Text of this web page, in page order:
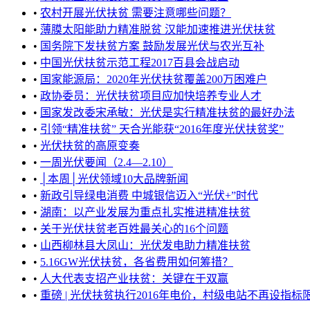
• 农村开展光伏扶贫 需要注意哪些问题？
• 薄膜太阳能助力精准脱贫 汉能加速推进光伏扶贫
• 国务院下发扶贫方案 鼓励发展光伏与农光互补
• 中国光伏扶贫示范工程2017百县会战启动
• 国家能源局：2020年光伏扶贫覆盖200万困难户
• 政协委员：光伏扶贫项目应加快培养专业人才
• 国家发改委宋承敏：光伏是实行精准扶贫的最好办法
• 引领“精准扶贫” 天合光能获“2016年度光伏扶贫奖”
• 光伏扶贫的高原变奏
• 一周光伏要闻（2.4—2.10）
•
│本周│光伏领域10大品牌新闻
• 新政引导绿电消费 中城银信迈入“光伏+”时代
• 湖南：以产业发展为重点扎实推进精准扶贫
• 关于光伏扶贫老百姓最关心的16个问题
• 山西柳林县大凤山：光伏发电助力精准扶贫
• 5.16GW光伏扶贫，各省费用如何筹措？
• 人大代表支招产业扶贫：关键在于双赢
• 重磅 | 光伏扶贫执行2016年电价，村级电站不再设指标